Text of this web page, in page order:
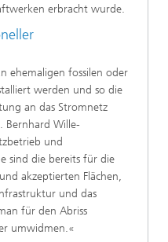
erbracht wurde.
ehemaligen fossilen oder
werden und so die
an das Stromnetz
Bernhard Wille-
und
sind die bereits für die
akzeptierten Flächen,
und das
für den Abriss
umwidmen.«